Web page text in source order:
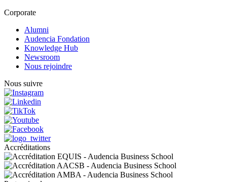
Corporate
Alumni
Audencia Fondation
Knowledge Hub
Newsroom
Nous rejoindre
Nous suivre
Accréditations